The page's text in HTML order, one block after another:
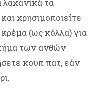
χρησιμοποιείτε
(ως κόλλα) για
των ανθών
κουπ πατ, εάν